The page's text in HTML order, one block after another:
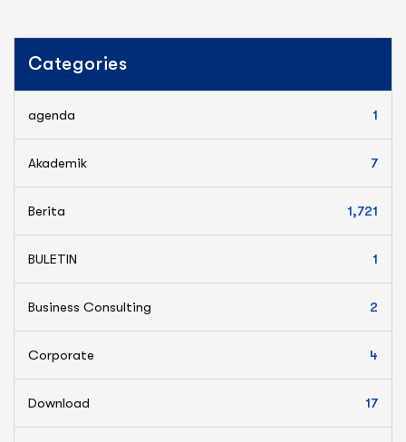
Categories
agenda 1
Akademik 7
Berita 1,721
BULETIN 1
Business Consulting 2
Corporate 4
Download 17